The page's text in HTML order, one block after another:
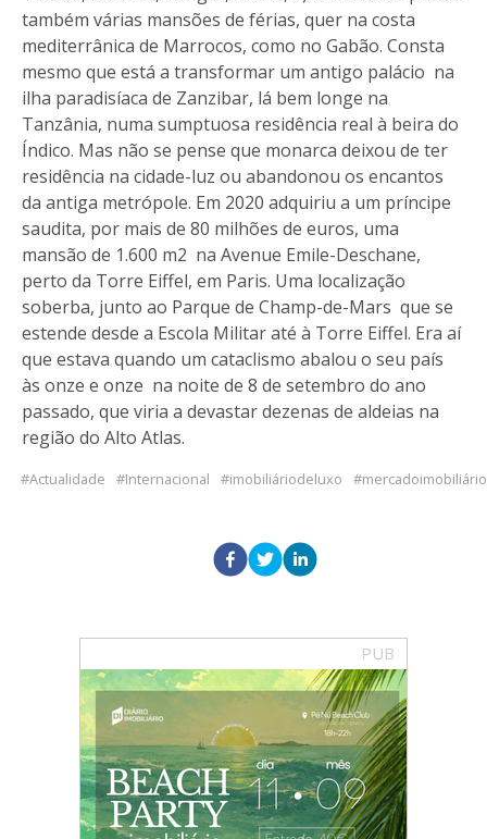
também várias mansões de férias, quer na costa
mediterrânica de Marrocos, como no Gabão. Consta
mesmo que está a transformar um antigo palácio na
ilha paradisíaca de Zanzibar, lá bem longe na
Tanzânia, numa sumptuosa residência real à beira do
Índico. Mas não se pense que monarca deixou de ter
residência na cidade-luz ou abandonou os encantos
da antiga metrópole. Em 2020 adquiriu a um príncipe
saudita, por mais de 80 milhões de euros, uma
mansão de 1.600 m2 na Avenue Emile-Deschane,
perto da Torre Eiffel, em Paris. Uma localização
soberba, junto ao Parque de Champ-de-Mars que se
estende desde a Escola Militar até à Torre Eiffel. Era aí
que estava quando um cataclismo abalou o seu país
às onze e onze na noite de 8 de setembro do ano
passado, que viria a devastar dezenas de aldeias na
região do Alto Atlas.
Actualidade Internacional imobiliáriodeluxo mercadoimobiliário
PUB